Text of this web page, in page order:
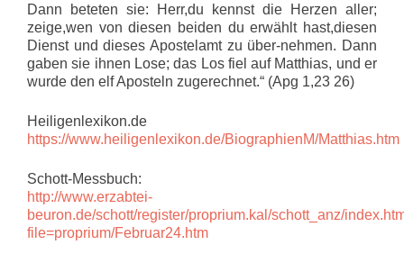
Dann beteten sie: Herr,du kennst die Herzen aller;
zeige,wen von diesen beiden du erwählt hast,diesen
Dienst und dieses Apostelamt zu über-nehmen. Dann
gaben sie ihnen Lose; das Los fiel auf Matthias, und er
wurde den elf Aposteln zugerechnet.“ (Apg 1,23 26)
Heiligenlexikon.de
https://www.heiligenlexikon.de/BiographienM/Matthias.htm
Schott-Messbuch:
http://www.erzabtei-
beuron.de/schott/register/proprium.kal/schott_anz/
file=proprium/Februar24.htm